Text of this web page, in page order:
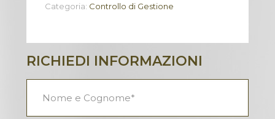
Categoria: Controllo di Gestione
RICHIEDI INFORMAZIONI